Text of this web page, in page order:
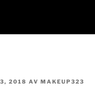
2018 AV MAKEUP323